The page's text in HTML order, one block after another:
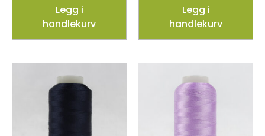
Legg i
handlekurv
Legg i
handlekurv